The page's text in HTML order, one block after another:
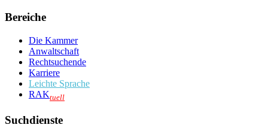
Bereiche
Die Kammer
Anwaltschaft
Rechtsuchende
Karriere
Leichte Sprache
RAKtuell
Suchdienste